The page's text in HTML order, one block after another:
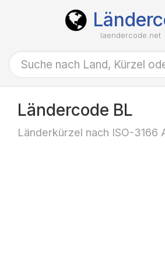
laendercode.net
Ländercode BL
Länderkürzel nach ISO-3166